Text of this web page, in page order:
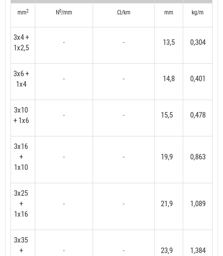
mm2 N0/mm Ω/km mm kg/m
3x4 +
1x2,5
- - 13,5 0,304
3x6 +
1x4
- - 14,8 0,401
3x10
+ 1x6
- - 15,5 0,478
3x16
+
1x10
- - 19,9 0,863
3x25
+
1x16
- - 21,9 1,089
3x35
+
- - 23,9 1,384